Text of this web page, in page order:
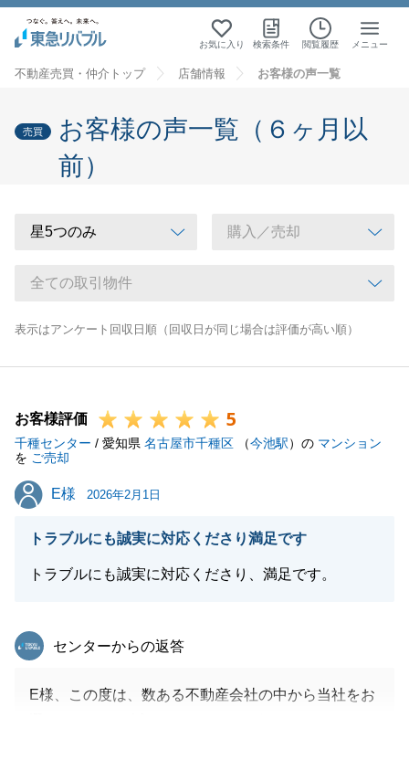
お気に入り 検索条件 閲覧履歴 メニュー
不動産売買・仲介トップ 店舗情報 お客様の声一覧
売買
お客様の声一覧（６ヶ月以
前）
表示はアンケート回収日順（回収日が同じ場合は評価が高い順）
お客様評価 5
千種センター / 愛知県 名古屋市千種区 （今池駅）の マンション
を ご売却
E様
E様 2026年2月1日
トラブルにも誠実に対応くださり満足です
トラブルにも誠実に対応くださり、満足です。
東急リバブル
センターからの返答
E様、この度は、数ある不動産会社の中から当社をお